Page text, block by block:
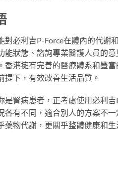
對必利吉P-Force在體內的代謝
能狀態、諮詢專業醫護人員的
香港擁有完善的醫療體系和豐
提下，有效改善生活品質。
是腎病患者，正考慮使用必利
各有不同，適合別人的方案不
藥物代謝，更關乎整體健康和生